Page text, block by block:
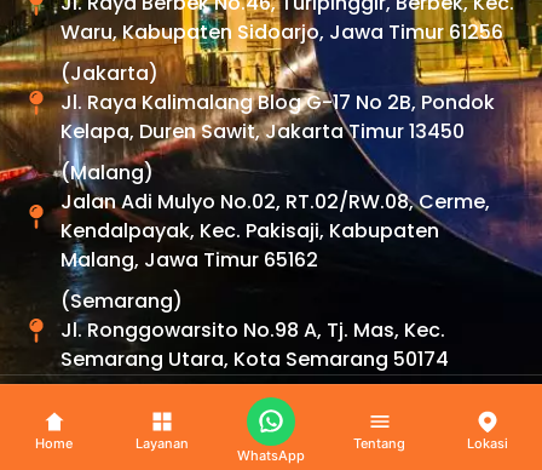
Waru, Kabupaten Sidoarjo, Jawa Timur 61256
(Jakarta)
Jl. Raya Kalimalang Blog G-17 No 2B, Pondok
Kelapa, Duren Sawit, Jakarta Timur 13450
(Malang)
Jalan Adi Mulyo No.02, RT.02/RW.08, Cerme,
Kendalpayak, Kec. Pakisaji, Kabupaten
Malang, Jawa Timur 65162
(Semarang)
Jl. Ronggowarsito No.98 A, Tj. Mas, Kec.
Semarang Utara, Kota Semarang 50174
Copyright © 2026 By Uexpress . All Rights Reserved.
Home Layanan
WhatsApp
Tentang Lokasi